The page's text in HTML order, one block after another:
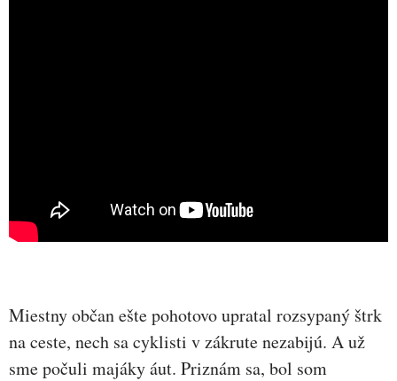
Miestny občan ešte pohotovo upratal rozsypaný štrk
na ceste, nech sa cyklisti v zákrute nezabijú. A už
sme počuli majáky áut. Priznám sa, bol som